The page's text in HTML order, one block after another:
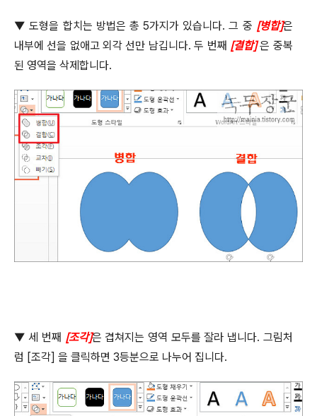
▼ 도형을 합치는 방법은 총5가지가 있습니다.그 중 [병합]은
내부에 선을 없애고 외각 선만 남깁니다.두 번째 [결합] 은 중복
된 영역을 삭제합니다.
▼ 세 번째 [조각]은 겹쳐지는 영역 모두를 잘라 냅니다. 그림처
럼 [조각] 을 클릭하면 3등분으로 나누어 집니다.